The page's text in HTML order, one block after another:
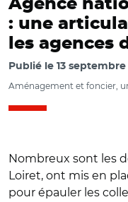
Agence
: une
les agences
Publié le 13 septembre
Aménagement et foncier,
Nombreux sont les
Loiret, ont mis en
pour épauler les